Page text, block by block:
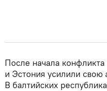
После начала
и Эстония усилили свою
В балтийских